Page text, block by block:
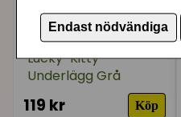
Endast nödvändiga
Lucky-Kitty
Underlägg Grå
119 kr Köp